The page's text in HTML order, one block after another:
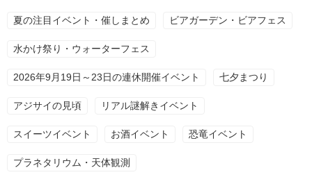
夏の注目イベント・催しまとめ ビアガーデン・ビアフェス
水かけ祭り・ウォーターフェス
2026年9月19日～23日の連休開催イベント 七夕まつり
アジサイの見頃 リアル謎解きイベント
スイーツイベント お酒イベント 恐竜イベント
プラネタリウム・天体観測